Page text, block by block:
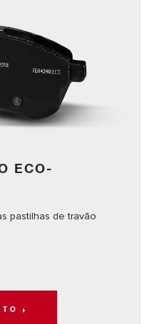
ECO-
pastilhas de travão